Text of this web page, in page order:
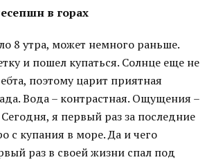
в горах
8 утра, может немного раньше.
и пошел купаться. Солнце еще не
поэтому царит приятная
Вода – контрастная. Ощущения –
я первый раз за последние
с купания в море. Да и чего
раз в своей жизни спал под